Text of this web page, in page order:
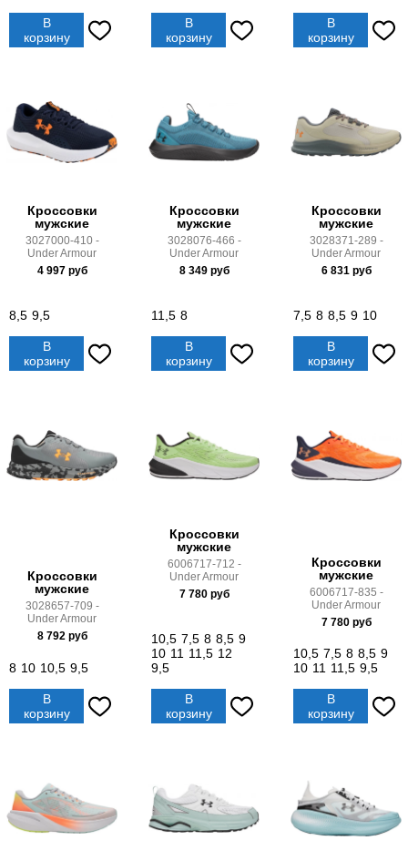
В
корзину
В
корзину
В
корзину
Кроссовки
мужские
3027000-410 -
Under Armour
4 997руб
8,5 9,5
В
корзину
Кроссовки
мужские
3028076-466 -
Under Armour
8 349руб
11,5 8
В
корзину
Кроссовки
мужские
3028371-289 -
Under Armour
6 831руб
7,5 8 8,5 9 10
В
корзину
Кроссовки
мужские
3028657-709 -
Under Armour
8 792 руб
8 10 10,5 9,5
В
корзину
Кроссовки
мужские
6006717-712 -
Under Armour
7 780руб
10,5 7,5 8 8,5 9
10 11 11,5 12
9,5
В
корзину
Кроссовки
мужские
6006717-835 -
Under Armour
7 780руб
10,5 7,5 8 8,5 9
10 11 11,5 9,5
В
корзину